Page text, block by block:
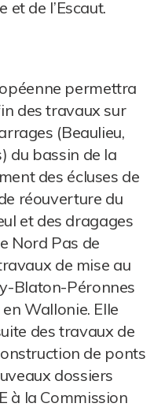
et de l’Escaut.
permettra
des travaux sur
(Beaulieu,
du bassin de la
des écluses de
réouverture du
et des dragages
Nord Pas de
de mise au
Blaton-Péronnes
Wallonie. Elle
des travaux de
de ponts
dossiers
à la Commission